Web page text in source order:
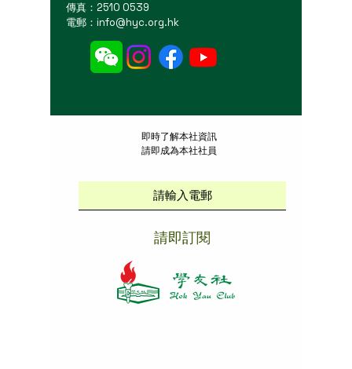
傳真：2510 0539
電郵： info@hyc.org.hk
​即時了解本社資訊
請即成為本社社員
請即訂閱